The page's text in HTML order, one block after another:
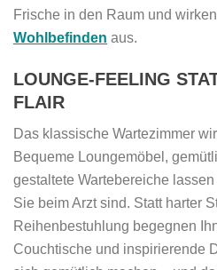
Frische in den Raum und
Wohlbefinden aus.
LOUNGE-FEELING
FLAIR
Das klassische Wartezimmer
Bequeme Loungemöbel,
gestaltete Wartebereiche
Sie beim Arzt sind. Statt harter
Reihenbestuhlung begegnen
Couchtische und inspirierende